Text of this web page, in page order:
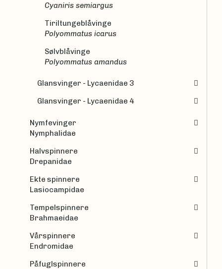
Cyaniris semiargus
Tiriltungeblåvinge
Polyommatus icarus
Sølvblåvinge
Polyommatus amandus
Glansvinger - Lycaenidae 3
Glansvinger - Lycaenidae 4
Nymfevinger
Nymphalidae
Halvspinnere
Drepanidae
Ekte spinnere
Lasiocampidae
Tempelspinnere
Brahmaeidae
Vårspinnere
Endromidae
Påfuglspinnere